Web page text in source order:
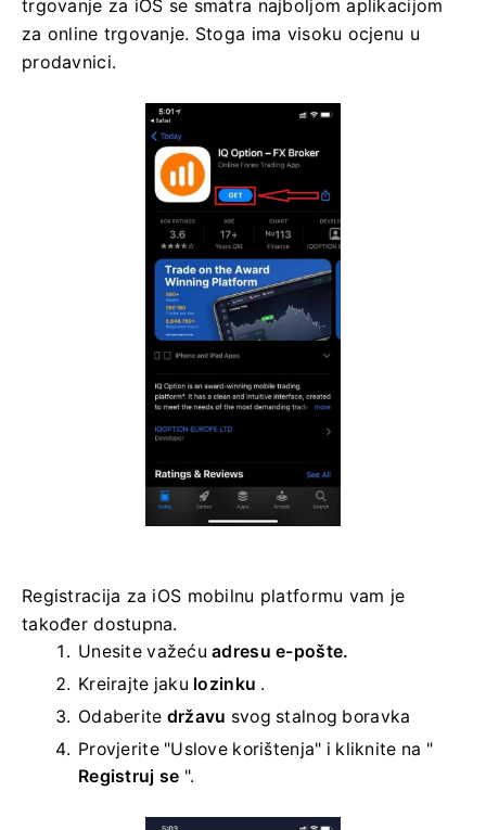
trgovanje za iOS se smatra najboljom aplikacijom
za online trgovanje. Stoga ima visoku ocjenu u
prodavnici.
Registracija za iOS mobilnu platformu vam je
također dostupna.
Unesite važećuadresu e-pošte.
Kreirajte jaku lozinku .
Odaberite državu svog stalnog boravka
Provjerite "Uslove korištenja" i kliknite na "
Registruj se ".